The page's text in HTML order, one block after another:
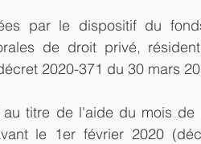
par le dispositif du
de droit privé,
2020-371 du 30 mars
au titre de l'aide du mois
le 1er février 2020